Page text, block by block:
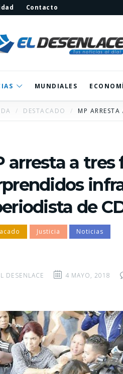
Contacto
MUNDIALES
DESTACADO MP
arresta a
de
Justicia Noticias
DESENLACE 4 MAYO, 2018